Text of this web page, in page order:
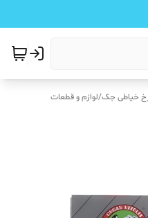
خیاطی جک/لوازم و قطعات